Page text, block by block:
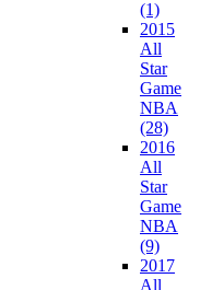
(1)
2015
All
Star
Game
NBA
(28)
2016
All
Star
Game
NBA
(9)
2017
All